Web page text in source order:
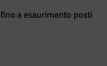
a esaurimento posti